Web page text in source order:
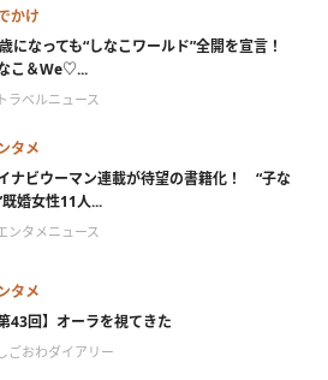
かけ
になっても“しなこワールド”全開を宣言！
こ＆We♡...
ラベルニュース
タメ
ナビウーマン連載が待望の書籍化！ “子な
既婚女性11人...
ンタメニュース
タメ
第43回】オーラを視てきた
ごおわダイアリー